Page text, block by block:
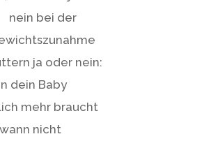
ja oder nein:
dein Baby
mehr braucht
nicht